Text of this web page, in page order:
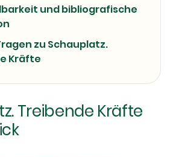
und bibliografische
zu Schauplatz.
Kräfte
Treibende Kräfte